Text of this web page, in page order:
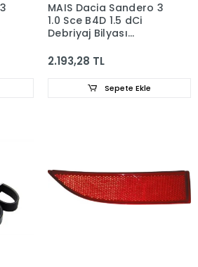
MAIS Dacia Sandero 3
1.0 Sce B4D 1.5 dCi
Debriyaj Bilyası
2.193,28 TL
Sepete Ekle